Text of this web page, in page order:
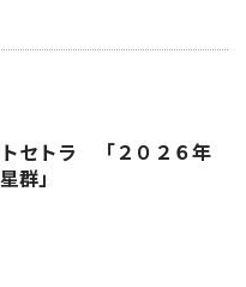
セトラ 「２０２６年
群」